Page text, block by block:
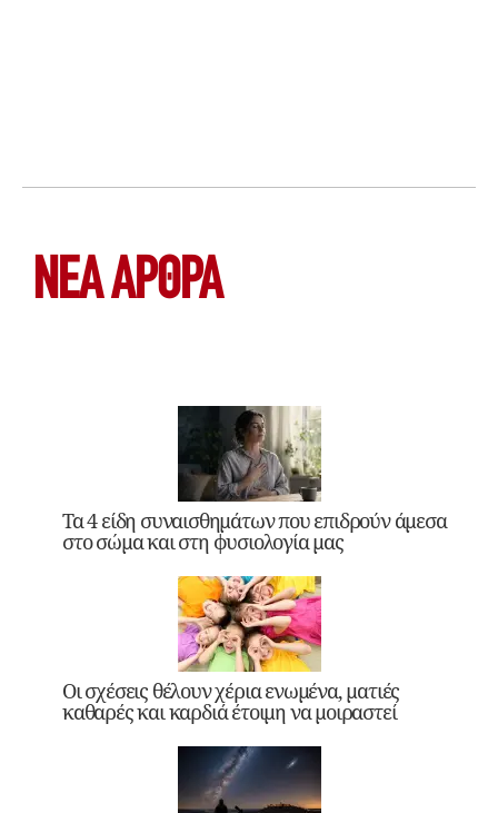
ΝΕΑ ΆΡΘΡΑ
Τα 4 είδη συναισθημάτων που επιδρούν άμεσα
στο σώμα και στη φυσιολογία μας
Οι σχέσεις θέλουν χέρια ενωμένα, ματιές
καθαρές και καρδιά έτοιμη να μοιραστεί